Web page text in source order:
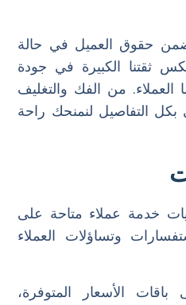
حقوق العميل في حالة
ثقتنا الكبيرة في جودة
العملاء. من الفك والتغليف
بكل التفاصيل لنمنحك راحة
خدمة عملاء متاحة على
وتساؤلات العملاء
الأسعار المتوفرة،